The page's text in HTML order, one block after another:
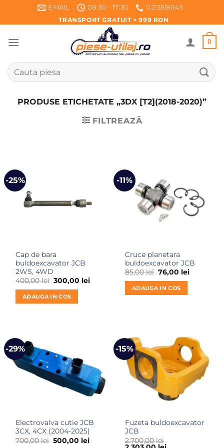
EMAIL 08:30 - 17:30
0215556145
TRANSPORT GRATUIT > 999 RON
0
Caută
după:
PRODUSE ETICHETATE „3DX [T2](2018-2020)”
FILTREAZĂ
-25%
Cap de bara
buldoexcavator JCB
2WS, 4WD
400,00lei Prețul
inițial
a
fost:
400,00 lei.
300,00 leiPrețul
ADAUGA IN COS
-11%
Cruce planetara
buldoexcavator JCB
85,00lei Prețul
inițial
a
fost:
85,00 lei.
76,00 leiPrețul
ADAUGA IN COS
-29%
Electrovalva cutie JCB
3CX, 4CX (2004-2025)
700,00lei Prețul
inițial
500,00 leiPrețul
-15%
Fuzeta buldoexcavator
JCB
2.700,00lei
Prețul
Prețul